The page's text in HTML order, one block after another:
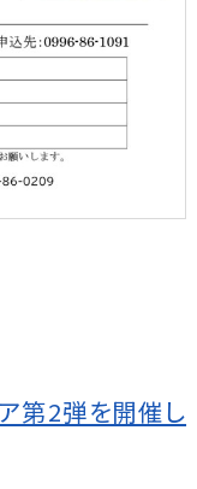
第2弾を開催し